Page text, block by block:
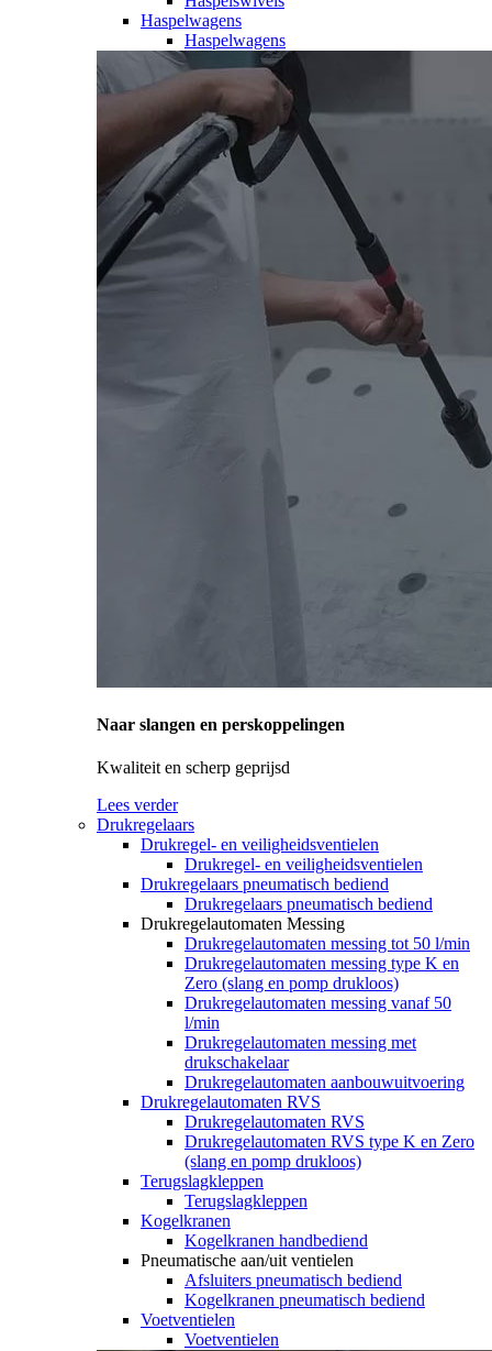
Haspelwagens
Haspelwagens
Naar slangen en perskoppelingen
Kwaliteit en scherp geprijsd
Lees verder
Drukregelaars
Drukregel- en veiligheidsventielen
Drukregel- en veiligheidsventielen
Drukregelaars pneumatisch bediend
Drukregelaars pneumatisch bediend
Drukregelautomaten Messing
Drukregelautomaten messing tot 50 l/min
Drukregelautomaten messing type K en
Zero (slang en pomp drukloos)
Drukregelautomaten messing vanaf 50
l/min
Drukregelautomaten messing met
drukschakelaar
Drukregelautomaten aanbouwuitvoering
Drukregelautomaten RVS
Drukregelautomaten RVS
Drukregelautomaten RVS type K en Zero
(slang en pomp drukloos)
Terugslagkleppen
Terugslagkleppen
Kogelkranen
Kogelkranen handbediend
Pneumatische aan/uit ventielen
Afsluiters pneumatisch bediend
Kogelkranen pneumatisch bediend
Voetventielen
Voetventielen